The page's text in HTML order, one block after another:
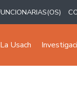
La Usach